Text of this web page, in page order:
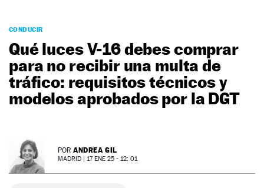
PODCAST
MOTOS
TECNOLOGÍA
SUPERCOCHES
NEWSLETTER
CONDUCIR
Qué luces V-16 debes comprar
para no recibir una multa de
tráfico: requisitos técnicos y
modelos aprobados por la DGT
POR ANDREA GIL
MADRID | 17 ENE 25 - 12: 01